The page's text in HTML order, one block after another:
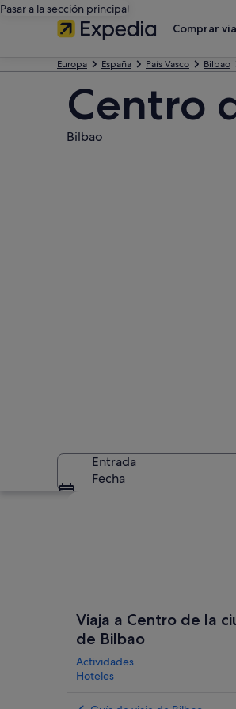
Pasar a la sección principal
Comprar
Europa España País Vasco Bilbao
Centro
Bilbao
Entrada
Fecha
Viaja a Centro de la
de Bilbao
Actividades
Hoteles